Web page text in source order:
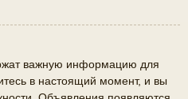
важную информацию для
в настоящий момент, и вы